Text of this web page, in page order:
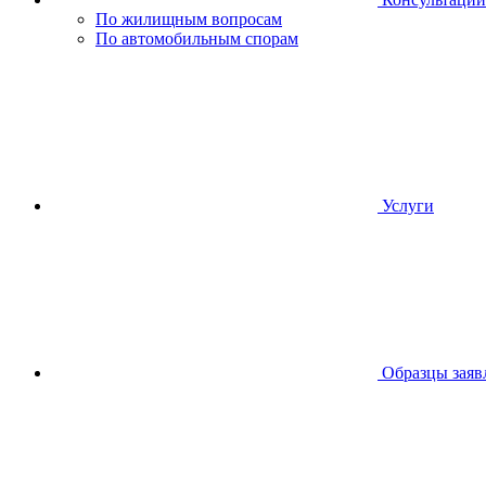
По жилищным вопросам
По автомобильным спорам
Услуги
Образцы